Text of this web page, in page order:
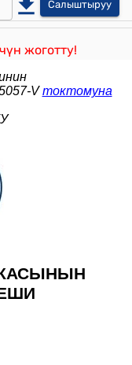
Салыштыруу
жоготту!